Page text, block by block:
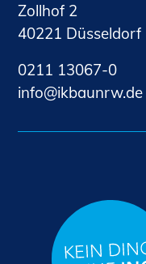
Zollhof 2
40221 Düsseldorf
0211 13067-0
nf
kb nrwd